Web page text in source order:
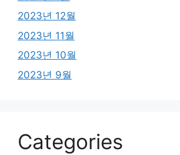
2023년 12월
2023년 11월
2023년 10월
2023년 9월
Categories